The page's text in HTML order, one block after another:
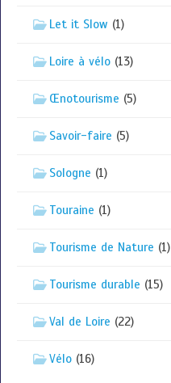
Let it Slow (1)
Loire à vélo (13)
Œnotourisme (5)
Savoir-faire (5)
Sologne (1)
Touraine (1)
Tourisme de Nature (1)
Tourisme durable (15)
Val de Loire (22)
Vélo (16)